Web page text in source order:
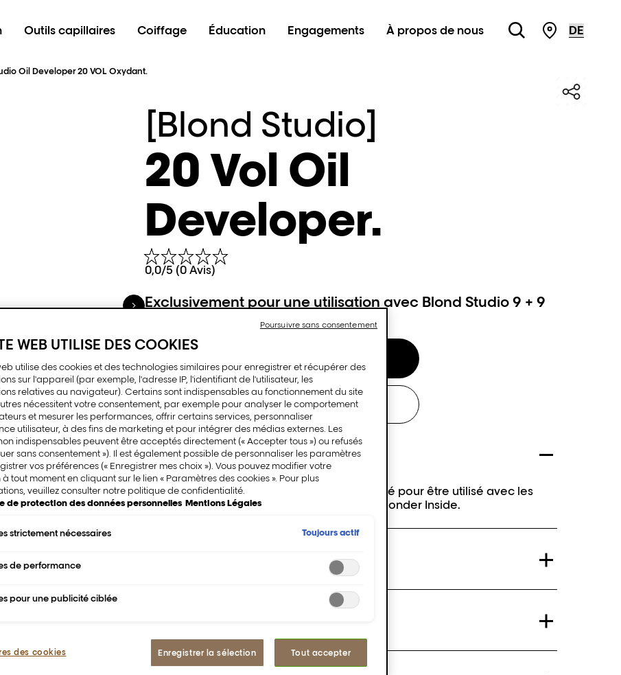
Outils capillaires Coiffage Éducation Engagements À propos de nous STORE
Oil Developer 20 VOL Oxydant.
[Blond Studio]
20 Vol Oil
Developer.
0,0/5 (0 Avis)
Exclusivement pour une utilisation avec Blond Studio 9 + 9
TROUVER UN SALON
Description
Blond Studio 20 vol Oil Developer est formulé pour être utilisé avec les
poudres éclaircissantes Blond Studio 9 + 9 Bonder Inside.
WEB UTILISE DES COOKIES
utilise des cookies et des technologies similaires pour enregistrer et récupérer des
sur l'appareil (par exemple, l'adresse IP, l'identifiant de l'utilisateur, les
relatives au navigateur). Certains sont indispensables au fonctionnement du site
nécessitent votre consentement, par exemple pour analyser le comportement
et mesurer les performances, offrir certains services, personnaliser
utilisateur, à des fins de marketing et pour intégrer des médias externes. Les
indispensables peuvent être acceptés directement (« Accepter tous ») ou refusés
sans consentement »). Il est également possible de personnaliser les paramètres
vos préférences (« Enregistrer mes choix »). Vous pouvez modifier votre
tout moment en cliquant sur le lien « Paramètres des cookies ». Pour plus
veuillez consulter notre politique de confidentialité.
de protection des données personnelles Mentions Légales
strictement nécessaires Toujours actif
de performance
pour une publicité ciblée
des cookies Enregistrer la sélection Tout accepter
Poursuivre sans consentement